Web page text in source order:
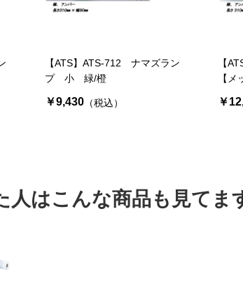
【ATS】ATS-712 ナマズラン
プ 小 緑/橙
￥9,430（税込）
【
【
￥
人はこんな商品も見てま